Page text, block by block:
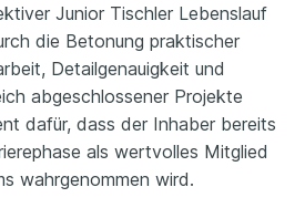
Junior Tischler Lebenslauf
die Betonung praktischer
Detailgenauigkeit und
abgeschlossener Projekte
dafür, dass der Inhaber bereits
als wertvolles Mitglied
wahrgenommen wird.